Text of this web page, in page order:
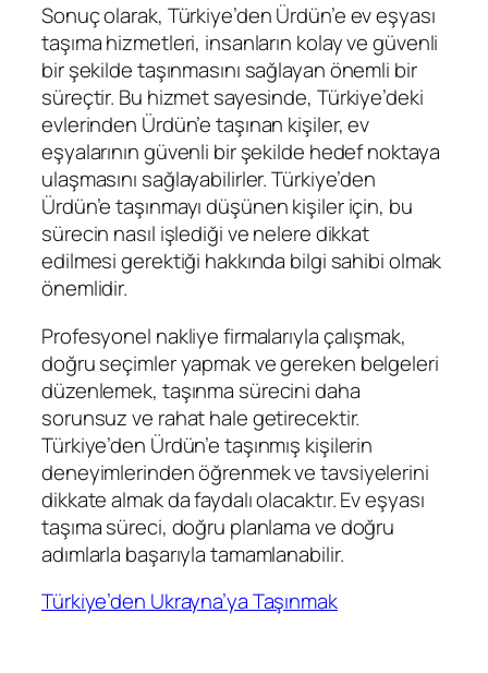
Sonuç olarak, Türkiye’den Ürdün’e ev eşyası
taşıma hizmetleri, insanların kolay ve güvenli
bir şekilde taşınmasını sağlayan önemli bir
süreçtir. Bu hizmet sayesinde, Türkiye’deki
evlerinden Ürdün’e taşınan kişiler, ev
eşyalarının güvenli bir şekilde hedef noktaya
ulaşmasını sağlayabilirler. Türkiye’den
Ürdün’e taşınmayı düşünen kişiler için, bu
sürecin nasıl işlediği ve nelere dikkat
edilmesi gerektiği hakkında bilgi sahibi olmak
önemlidir.
Profesyonel nakliye firmalarıyla çalışmak,
doğru seçimler yapmak ve gereken belgeleri
düzenlemek, taşınma sürecini daha
sorunsuz ve rahat hale getirecektir.
Türkiye’den Ürdün’e taşınmış kişilerin
deneyimlerinden öğrenmek ve tavsiyelerini
dikkate almak da faydalı olacaktır. Ev eşyası
taşıma süreci, doğru planlama ve doğru
adımlarla başarıyla tamamlanabilir.
Türkiye’den Ukrayna’ya Taşınmak